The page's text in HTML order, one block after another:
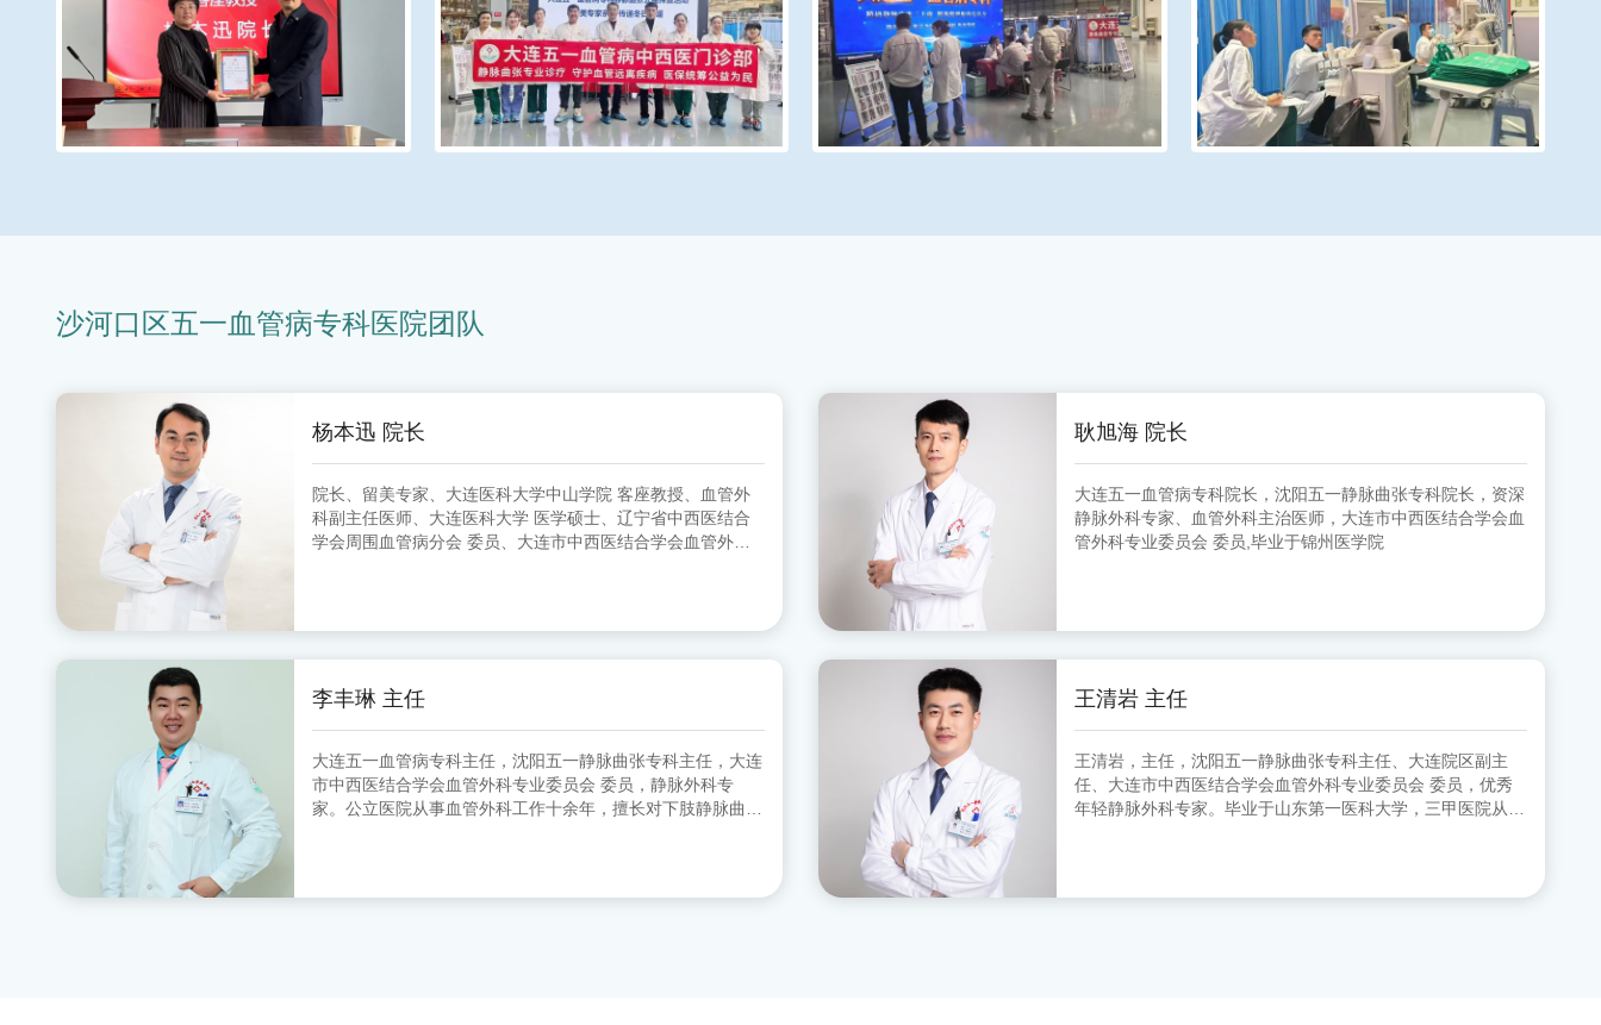
沙河口区五一血管病专科医院团队
杨本迅 院长
院长、留美专家、大连医科大学中山学院 客座教授、血管外
科副主任医师、大连医科大学 医学硕士、辽宁省中西医结合
学会周围血管病分会 委员、大连市中西医结合学会血管外科
耿旭海 院长
大连五一血管病专科院长，沈阳五一静脉曲张专科院长，资深
静脉外科专家、血管外科主治医师，大连市中西医结合学会血
管外科专业委员会 委员,毕业于锦州医学院
李丰琳 主任
大连五一血管病专科主任，沈阳五一静脉曲张专科主任，大连
市中西医结合学会血管外科专业委员会 委员，静脉外科专
家。公立医院从事血管外科工作十余年，擅长对下肢静脉曲张
王清岩 主任
王清岩，主任，沈阳五一静脉曲张专科主任、大连院区副主
任、大连市中西医结合学会血管外科专业委员会 委员，优秀
年轻静脉外科专家。毕业于山东第一医科大学，三甲医院从事